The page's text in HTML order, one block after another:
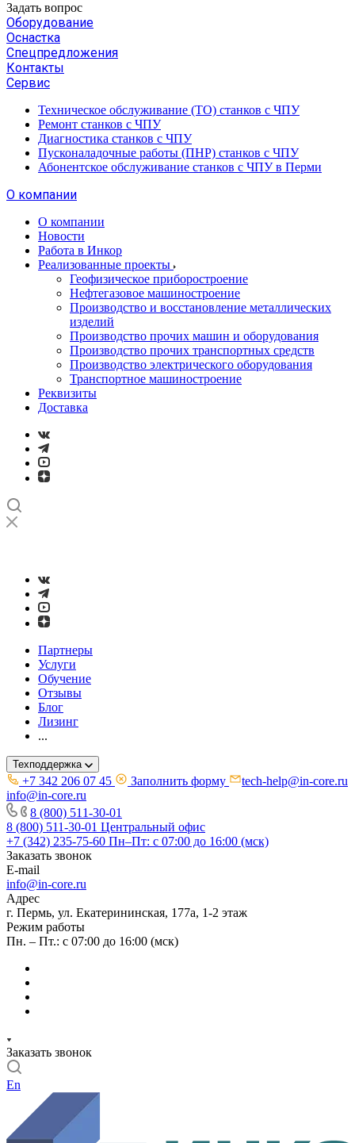
Задать вопрос
Оборудование
Оснастка
Спецпредложения
Контакты
Сервис
Техническое обслуживание (ТО) станков с ЧПУ
Ремонт станков с ЧПУ
Диагностика станков с ЧПУ
Пусконаладочные работы (ПНР) станков с ЧПУ
Абонентское обслуживание станков с ЧПУ в Перми
О компании
О компании
Новости
Работа в Инкор
Реализованные проекты
Геофизическое приборостроение
Нефтегазовое машиностроение
Производство и восстановление металлических
изделий
Производство прочих машин и оборудования
Производство прочих транспортных средств
Производство электрического оборудования
Транспортное машиностроение
Реквизиты
Доставка
Партнеры
Услуги
Обучение
Отзывы
Блог
Лизинг
...
Техподдержка
+7 342 206 07 45 Заполнить форму
tech-help@in-core.ru
info@in-core.ru
8 (800) 511-30-01
8 (800) 511-30-01 Центральный офис
+7 (342) 235-75-60 Пн–Пт: с 07:00 до 16:00 (мск)
Заказать звонок
E-mail
info@in-core.ru
Адрес
г. Пермь, ул. ​Екатерининская, 177а, ​1-2 этаж
Режим работы
Пн. – Пт.: с 07:00 до 16:00 (мск)
Заказать звонок
En